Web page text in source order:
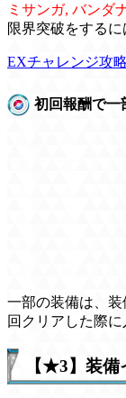
ミサンガ, バンダ
限界突破をするに
EXチャレンジ攻
初回報酬で一
一部の装備は、
回クリアした際に
【★3】装